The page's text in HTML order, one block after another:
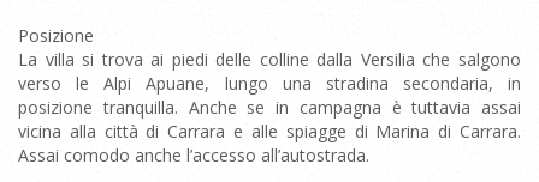
Posizione
La villa si trova ai piedi delle colline dalla Versilia che salgono
verso le Alpi Apuane, lungo una stradina secondaria, in
posizione tranquilla. Anche se in campagna è tuttavia assai
vicina alla città di Carrara e alle spiagge di Marina di Carrara.
Assai comodo anche l’accesso all’autostrada.